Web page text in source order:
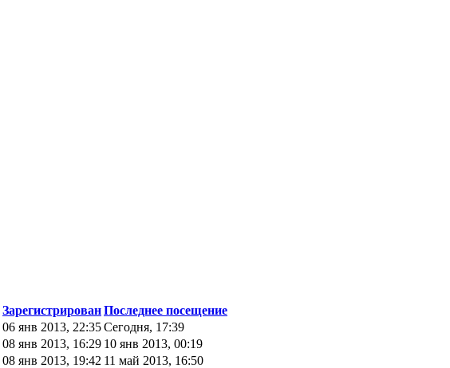
ЗарегистрированПоследнее посещение
06 янв 2013, 22:35Сегодня, 17:39
08 янв 2013, 16:29 10 янв 2013, 00:19
08 янв 2013, 19:42 11 май 2013, 16:50